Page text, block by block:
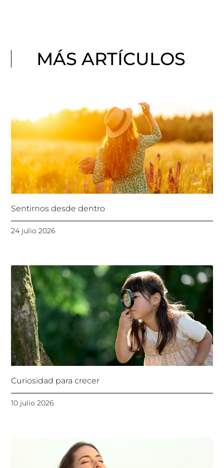
MÁS ARTÍCULOS
Sentirnos desde dentro
24 julio 2026
Curiosidad para crecer
10 julio 2026